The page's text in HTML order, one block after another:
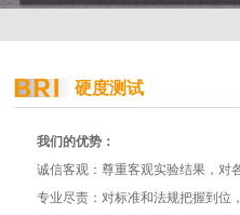
硬度测试
我们的优势：
诚信客观：尊重客观实验结果，对
专业尽责：对标准和法规把握到位